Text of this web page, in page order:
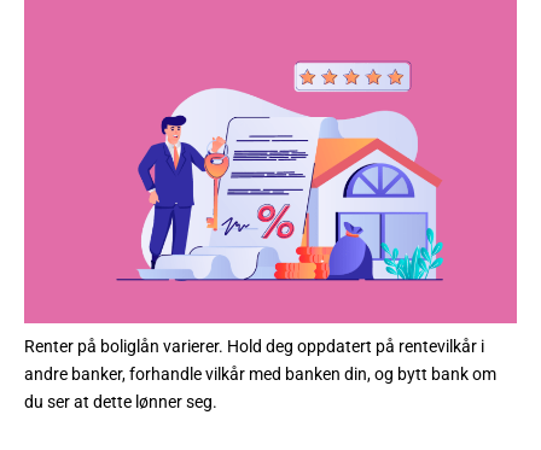
Renter på boliglån varierer. Hold deg oppdatert på rentevilkår i
andre banker, forhandle vilkår med banken din, og bytt bank om
du ser at dette lønner seg.